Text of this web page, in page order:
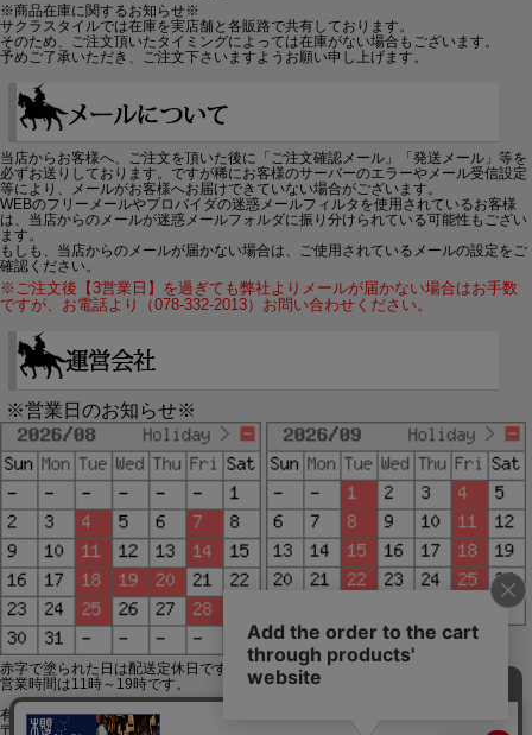
※商品在庫に関するお知らせ※
サクラスタイルでは在庫を実店舗と各販路で共有しております。
そのため、ご注文頂いたタイミングによっては在庫がない場合もございます。
予めご了承いただき、ご注文下さいますようお願い申し上げます。
当店からお客様へ、ご注文を頂いた後に「ご注文確認メール」「発送メール」等を
必ずお送りしております。ですが稀にお客様のサーバーのエラーやメール受信設定
等により、メールがお客様へお届けできていない場合がございます。
WEBのフリーメールやプロバイダの迷惑メールフィルタを使用されているお客様
は、当店からのメールが迷惑メールフォルダに振り分けられている可能性もござい
ます。
もしも、当店からのメールが届かない場合は、ご使用されているメールの設定をご
確認ください。
※ご注文後【3営業日】を過ぎても弊社よりメールが届かない場合はお手数
ですが、お電話より（078-332-2013）お問い合わせください。
※営業日のお知らせ※
赤字で塗られた日は配送定休日です。
営業時間は11時～19時です。
有限会社ジップジップ SakuraStyle通販事業部
〒650-0021 神戸市中央区三宮町3-9-19イトウビル1,4F